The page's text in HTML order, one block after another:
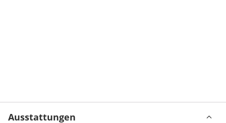
Ausstattungen